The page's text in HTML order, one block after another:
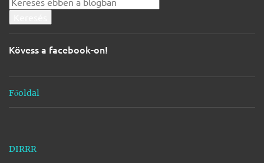
z
s
k
Kövess a facebook-on!
Főoldal
DIRRR